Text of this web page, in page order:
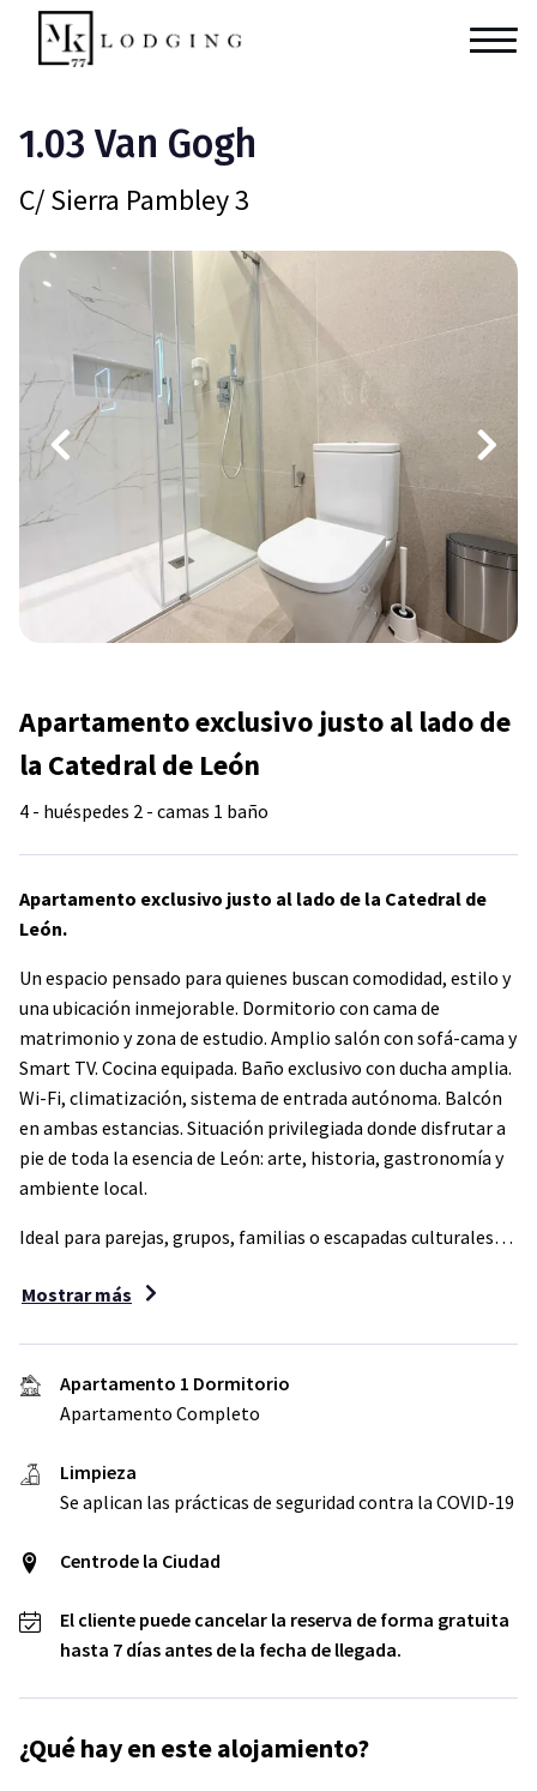
1.03 Van Gogh
C/ Sierra Pambley 3
Apartamento exclusivo justo al lado de
la Catedral de León
4 - huéspedes 2 - camas 1 baño
Apartamento exclusivo justo al lado de la Catedral de
León.
Un espacio pensado para quienes buscan comodidad, estilo y
una ubicación inmejorable. Dormitorio con cama de
matrimonio y zona de estudio. Amplio salón con sofá-cama y
Smart TV. Cocina equipada. Baño exclusivo con ducha amplia.
Wi-Fi, climatización, sistema de entrada autónoma. Balcón
en ambas estancias. Situación privilegiada donde disfrutar a
pie de toda la esencia de León: arte, historia, gastronomía y
ambiente local.
Ideal para parejas, grupos, familias o escapadas culturales…
Mostrar más
Apartamento 1 Dormitorio
Apartamento Completo
Limpieza
Se aplican las prácticas de seguridad contra la COVID-19
Centrode la Ciudad
El cliente puede cancelar la reserva de forma gratuita
hasta 7 días antes de la fecha de llegada.
¿Qué hay en este alojamiento?